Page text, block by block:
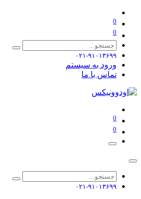
0
0
۰۲۱-۹۱۰۱۳۶۹۹
ورود به سیستم
تماس با ما
0
0
۰۲۱-۹۱۰۱۳۶۹۹